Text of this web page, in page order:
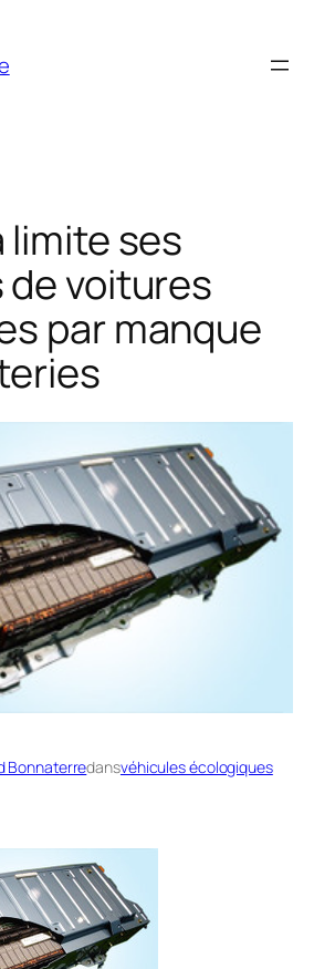
limite ses
de voitures
par manque
Bonnaterredansvéhicules écologiques